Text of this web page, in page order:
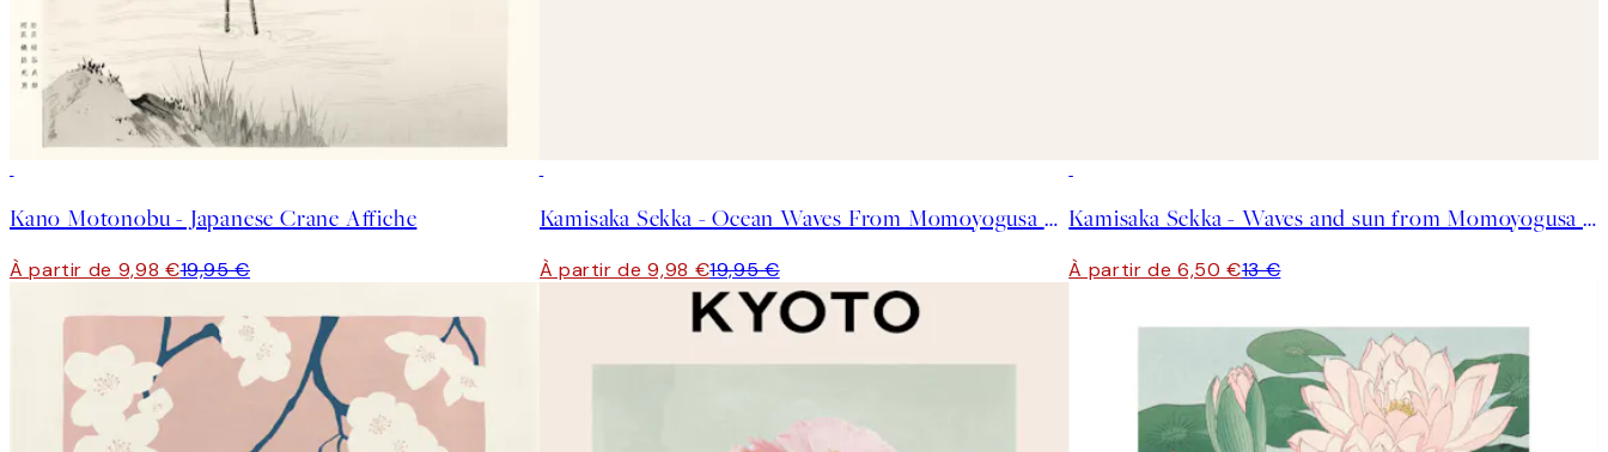
Kano Motonobu - Japanese Crane Affiche
À partir de 9,98 €19,95 €
Kamisaka Sekka - Ocean Waves From Momoyogusa Affiche
À partir de 9,98 €19,95 €
Kamisaka Sekka - Waves and sun from Momoyogusa Affiche
À partir de 6,50 €13 €